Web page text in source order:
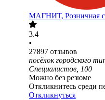
МАГНИТ, Розничная
3.4
•
27897 отзывов
посёлок городского
Специалистов, 100
Можно без резюме
Откликнитесь среди
Откликнуться